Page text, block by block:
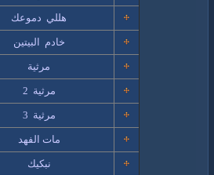
هللي دموعك
خادم البيتين
مرثية
مرثية 2
مرثية 3
مات الفهد
نبكيك